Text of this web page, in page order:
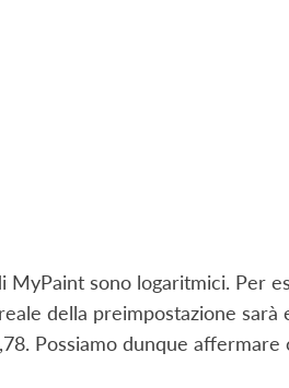
sono logaritmici. Per
della preimpostazione sarà
Possiamo dunque affermare